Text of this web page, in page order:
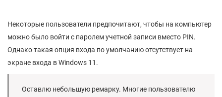
Некоторые пользователи предпочитают, чтобы на компьютер
можно было войти с паролем учетной записи вместо PIN.
Однако такая опция входа по умолчанию отсутствует на
экране входа в Windows 11.
Оставлю небольшую ремарку. Многие пользователю